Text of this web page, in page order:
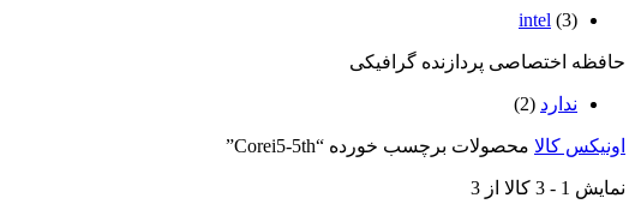
intel (3)
حافظه اختصاصی پردازنده گرافیکی
ندارد (2)
اونیکس کالا محصولات برچسب خورده “Corei5-5th”
نمایش 1
-
3 کالا از 3